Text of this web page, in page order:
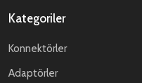
Kategoriler
Konnektörler
Adaptörler